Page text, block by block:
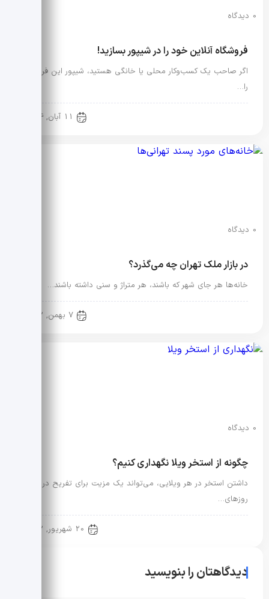
0 دیدگاه
فروشگاه آنلاین خود را در شیپور بسازید!
اگر صاحب یک کسب‌وکار محلی یا خانگی هستید، شیپور این فرصت
را…
11 آبان, 1404
0 دیدگاه
در بازار ملک تهران چه می‌گذرد؟
خانه‌ها هر جای شهر که باشند، هر متراژ و سنی داشته باشند…
7 بهمن, 1402
0 دیدگاه
چگونه از استخر ویلا نگهداری کنیم؟
داشتن استخر در هر ویلایی، می‌تواند یک مزیت برای تفریح در
روزهای…
20 شهریور, 1402
دیدگاهتان را بنویسید